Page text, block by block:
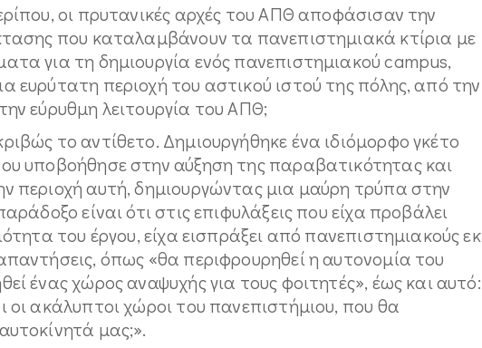
οι πρυτανικές αρχές του ΑΠΘ αποφάσισαν την
που καταλαμβάνουν τα πανεπιστημιακά κτίρια με
για τη δημιουργία ενός πανεπιστημιακού campus,
ευρύτατη περιοχή του αστικού ιστού της πόλης, από την
εύρυθμη λειτουργία του ΑΠΘ;
το αντίθετο. Δημιουργήθηκε ένα ιδιόμορφο γκέτο
υποβοήθησε στην αύξηση της παραβατικότητας και
περιοχή αυτή, δημιουργώντας μια μαύρη τρύπα στην
είναι ότι στις επιφυλάξεις που είχα προβάλει
του έργου, είχα εισπράξει από πανεπιστημιακούς εκ
όπως «θα περιφρουρηθεί η αυτονομία του
ένας χώρος αναψυχής για τους φοιτητές», έως και αυτό:
οι ακάλυπτοι χώροι του πανεπιστήμιου, που θα
μας;».